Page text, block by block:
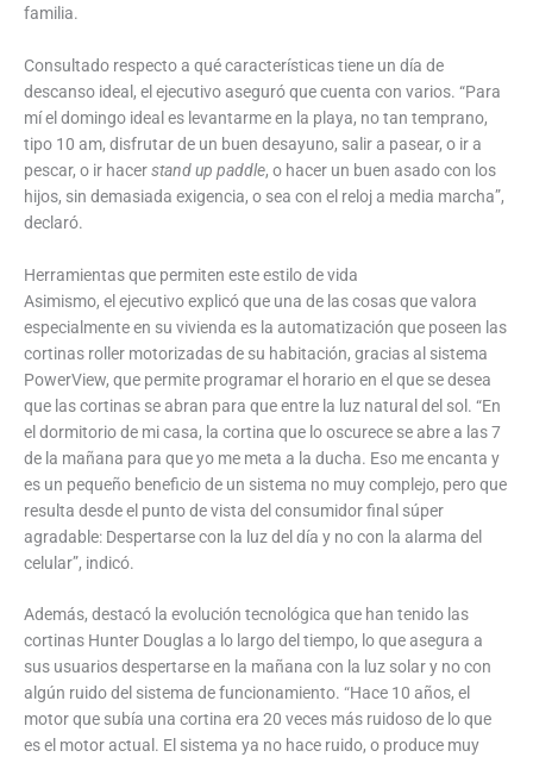
familia.
Consultado respecto a qué características tiene un día de
descanso ideal, el ejecutivo aseguró que cuenta con varios. “Para
mí el domingo ideal es levantarme en la playa, no tan temprano,
tipo 10 am, disfrutar de un buen desayuno, salir a pasear, o ir a
pescar, o ir hacerstand up paddle, o hacer un buen asado con los
hijos, sin demasiada exigencia, o sea con el reloj a media marcha”,
declaró.
Herramientas que permiten este estilo de vida
Asimismo, el ejecutivo explicó que una de las cosas que valora
especialmente en su vivienda es la automatización que poseen las
cortinas roller motorizadas de su habitación, gracias al sistema
PowerView, que permite programar el horario en el que se desea
que las cortinas se abran para que entre la luz natural del sol. “En
el dormitorio de mi casa, la cortina que lo oscurece se abre a las 7
de la mañana para que yo me meta a la ducha. Eso me encanta y
es un pequeño beneficio de un sistema no muy complejo, pero que
resulta desde el punto de vista del consumidor final súper
agradable: Despertarse con la luz del día y no con la alarma del
celular”, indicó.
Además, destacó la evolución tecnológica que han tenido las
cortinas Hunter Douglas a lo largo del tiempo, lo que asegura a
sus usuarios despertarse en la mañana con la luz solar y no con
algún ruido del sistema de funcionamiento. “Hace 10 años, el
motor que subía una cortina era 20 veces más ruidoso de lo que
es el motor actual. El sistema ya no hace ruido, o produce muy